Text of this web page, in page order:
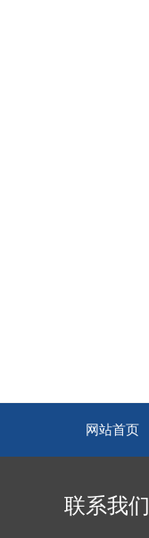
网站首页
联系我们